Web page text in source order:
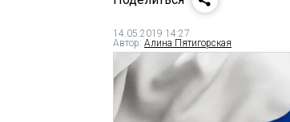
14.05.2019 14:27
Автор: Алина Пятигорская